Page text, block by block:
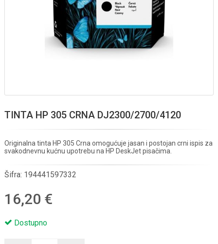
TINTA HP 305 CRNA DJ2300/2700/4120
Originalna tinta HP 305 Crna omogućuje jasan i postojan crni ispis za
svakodnevnu kućnu upotrebu na HP DeskJet pisačima.
Šifra: 194441597332
16,20 €
Dostupno